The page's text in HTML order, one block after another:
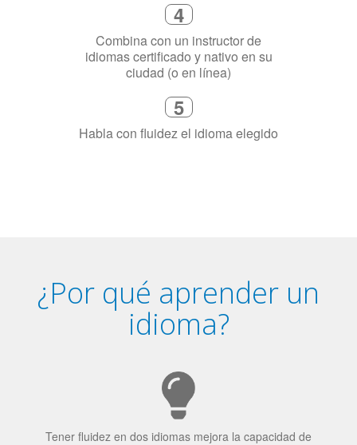
4
Combina con un instructor de
idiomas certificado y nativo en su
ciudad (o en línea)
5
Habla con fluidez el idioma elegido
¿Por qué aprender un
idioma?
Tener fluidez en dos idiomas mejora la capacidad de